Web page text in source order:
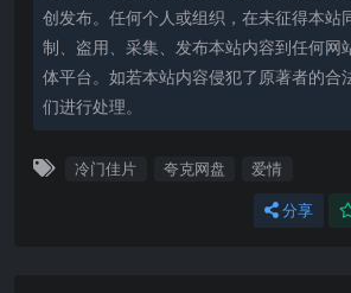
创发布。任何个人或组织，在未征得本站
制、盗用、采集、发布本站内容到任何网
体平台。如若本站内容侵犯了原著者的合
们进行处理。
冷门佳片 夸克网盘 爱情
分享